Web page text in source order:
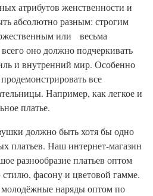
атрибутов женственности и
абсолютно разным: строгим
или весьма
оно должно подчеркивать
и внутренний мир. Особенно
все
Например, как легкое и
платье.
должно быть хотя бы одно
платьев. Наш интернет-магазин
разнообразие платьев оптом
фасону и цветовой гамме.
наряды оптом по